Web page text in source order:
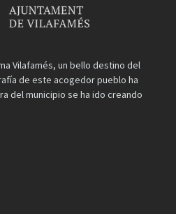
Vilafamés, un bello destino del
de este acogedor pueblo ha
del municipio se ha ido creando